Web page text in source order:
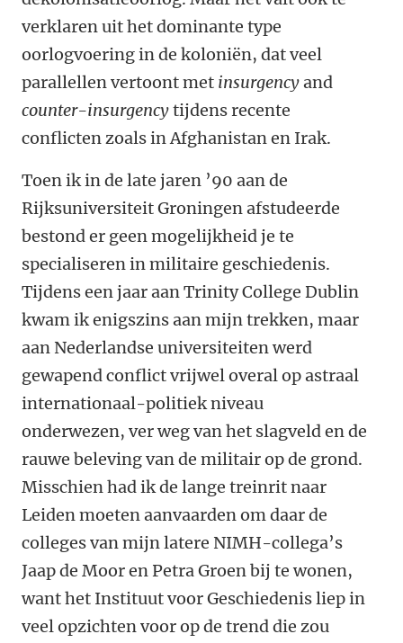
verklaren uit het dominante type
oorlogvoering in de koloniën, dat veel
parallellen vertoont met insurgencyand
counter-insurgencytijdens recente
conflicten zoals in Afghanistan en Irak.
Toen ik in de late jaren ’90 aan de
Rijksuniversiteit Groningen afstudeerde
bestond er geen mogelijkheid je te
specialiseren in militaire geschiedenis.
Tijdens een jaar aan Trinity College Dublin
kwam ik enigszins aan mijn trekken, maar
aan Nederlandse universiteiten werd
gewapend conflict vrijwel overal op astraal
internationaal-politiek niveau
onderwezen, ver weg van het slagveld en de
rauwe beleving van de militair op de grond.
Misschien had ik de lange treinrit naar
Leiden moeten aanvaarden om daar de
colleges van mijn latere NIMH-collega’s
Jaap de Moor en Petra Groen bij te wonen,
want het Instituut voor Geschiedenis liep in
veel opzichten voor op de trend die zou